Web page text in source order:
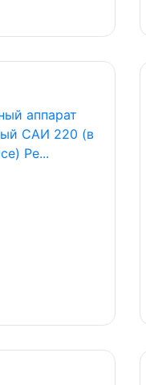
аппарат
САИ 220 (в
Ре...